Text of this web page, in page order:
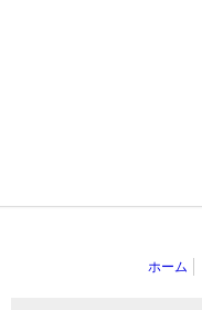
ホーム